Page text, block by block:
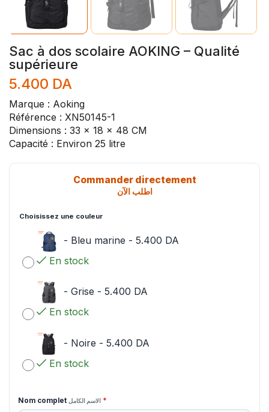
Sac à dos scolaire AOKING – Qualité
supérieure
5.400 DA
Marque : Aoking
Référence : XN50145-1
Dimensions : 33 x 18 x 48 CM
Capacité : Environ 25 litre
Commander directement
اطلب الآن
Choisissez une couleur
- Bleu marine - 5.400 DA
En stock
- Grise - 5.400 DA
En stock
- Noire - 5.400 DA
En stock
Nom complet الاسم الكامل *